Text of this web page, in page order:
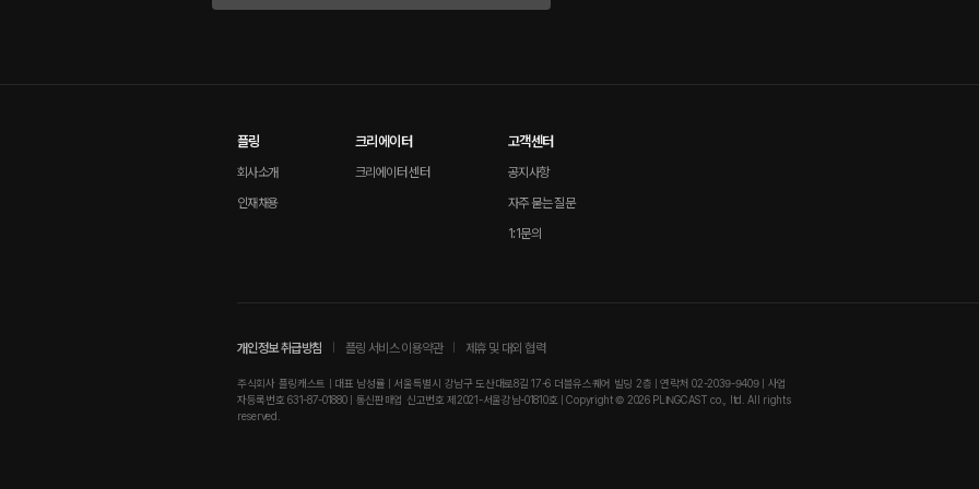
플링
회사소개
인재채용
크리에이터
크리에이터 센터
고객센터
공지사항
자주 묻는 질문
1:1문의
개인정보 취급방침 플링 서비스 이용약관 제휴 및 대외 협력
주식회사 플링캐스트 | 대표 남성률 | 서울특별시 강남구 도산대로8길 17-6 더블유스퀘어 빌딩 2층 | 연락처 02-2039-9409 | 사업
자등록번호 631-87-01880 | 통신판매업 신고번호 제2021-서울강남-01810호 | Copyright © 2026 PLINGCAST co., ltd. All rights
reserved.